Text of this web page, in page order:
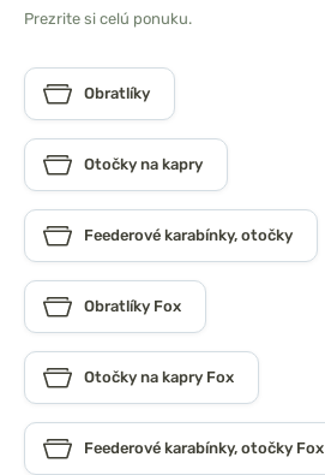
Prezrite si celú ponuku.
Obratlíky
Otočky na kapry
Feederové karabínky, otočky
Obratlíky Fox
Otočky na kapry Fox
Feederové karabínky, otočky Fox